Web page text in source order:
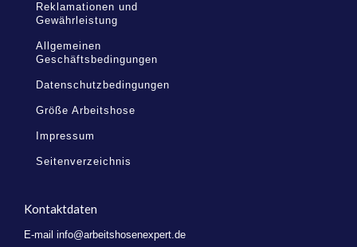
Reklamationen und
Gewährleistung
Allgemeinen
Geschäftsbedingungen
Datenschutzbedingungen
Größe Arbeitshose
Impressum
Seitenverzeichnis
Kontaktdaten
E-mail info@arbeitshosenexpert.de